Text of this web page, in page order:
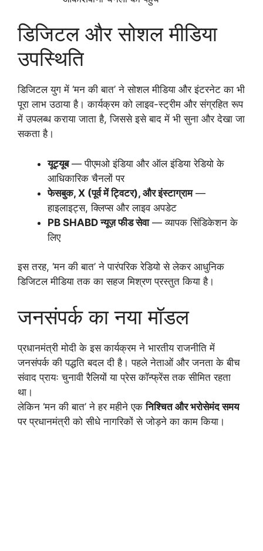
डिजिटल और सोशल मीडिया
उपस्थिति
डिजिटल युग में ‘मन की बात’ ने सोशल मीडिया और इंटरनेट का भी
पूरा लाभ उठाया है। कार्यक्रम को लाइव-स्ट्रीम और संग्रहित रूप
में उपलब्ध कराया जाता है, जिससे इसे बाद में भी सुना और देखा जा
सकता है।
यूट्यूब— पीएमओ इंडिया और ऑल इंडिया रेडियो के
आधिकारिक चैनलों पर
फेसबुक, X (पूर्व में ट्विटर), और इंस्टाग्राम—
हाइलाइट्स, क्लिप्स और लाइव अपडेट
PB SHABD न्यूज़ फीड सेवा— व्यापक सिंडिकेशन के
लिए
इस तरह, ‘मन की बात’ ने पारंपरिक रेडियो से लेकर आधुनिक
डिजिटल मीडिया तक का सहज मिश्रण प्रस्तुत किया है।
जनसंपर्क का नया मॉडल
प्रधानमंत्री मोदी के इस कार्यक्रम ने भारतीय राजनीति में
जनसंपर्क की पद्धति बदल दी है। पहले नेताओं और जनता के बीच
संवाद प्रायः चुनावी रैलियों या प्रेस कॉन्फ्रेंस तक सीमित रहता
था।
लेकिन ‘मन की बात’ ने हर महीने एकनिश्चित और भरोसेमंद समय
पर प्रधानमंत्री को सीधे नागरिकों से जोड़ने का काम किया।